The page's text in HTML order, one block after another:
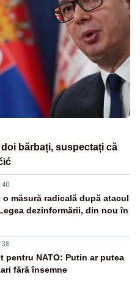
bărbați, suspectați că
o măsură radicală după atacul
dezinformării, din nou în
pentru NATO: Putin ar putea
fără însemne